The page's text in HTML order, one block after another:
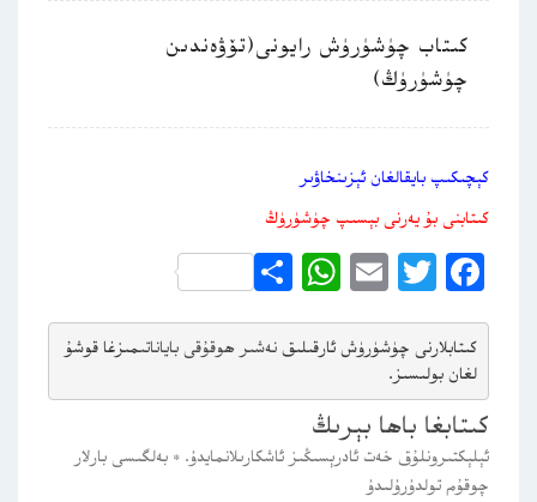
كىتاب چۈشۈرۈش رايونى(تۆۋەندىن
چۈشۈرۈڭ)
كېچىكىپ بايقالغان ئېزىنخاۋىر
كىتابنى بۇ يەرنى بېسىپ چۈشۈرۈڭ
Facebook
Twitter
Email
WhatsApp
Share
كىتابلارنى چۈشۈرۈش ئارقىلىق نەشىر ھوقۇقى باياناتىمىزغا قوشۇ
لغان بولىسىز.
كىتابغا باھا بېرىڭ
ئېلېكتىرونلۇق خەت ئادرېسىڭىز ئاشكارىلانمايدۇ. * بەلگىسى بارلار
چوقۇم تولدۇرۇلىدۇ